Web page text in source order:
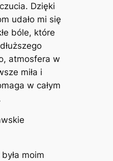
Dzięki
udało mi się
bóle, które
atmosfera w
miła i
w całym
moim